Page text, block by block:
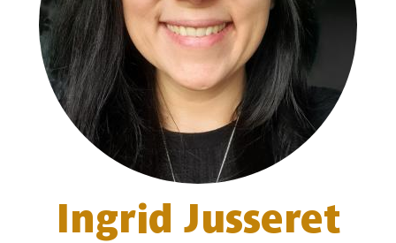
Ingrid Jusseret